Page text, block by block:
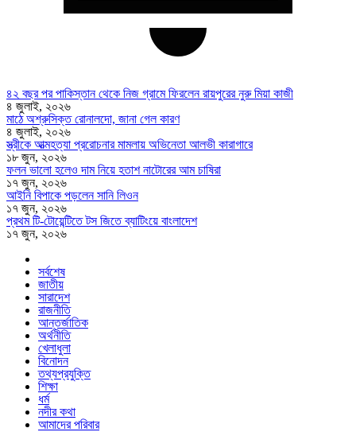
৪২ বছর পর পাকিস্তান থেকে নিজ গ্রামে ফিরলেন রায়পুরের নুরু মিয়া কাজী
৪ জুলাই, ২০২৬
মাঠে অশ্রুসিক্ত রোনালদো, জানা গেল কারণ
৪ জুলাই, ২০২৬
স্ত্রীকে আত্মহত্যা প্ররোচনার মামলায় অভিনেতা আলভী কারাগারে
১৮ জুন, ২০২৬
ফলন ভালো হলেও দাম নিয়ে হতাশ নাটোরের আম চাষিরা
১৭ জুন, ২০২৬
আইনি বিপাকে পড়লেন সানি লিওন
১৭ জুন, ২০২৬
প্রথম টি-টোয়েন্টিতে টস জিতে ব্যাটিংয়ে বাংলাদেশ
১৭ জুন, ২০২৬
সর্বশেষ
জাতীয়
সারাদেশ
রাজনীতি
আন্তর্জাতিক
অর্থনীতি
খেলাধুলা
বিনোদন
তথ্যপ্রযুক্তি
শিক্ষা
ধর্ম
নদীর কথা
আমাদের পরিবার